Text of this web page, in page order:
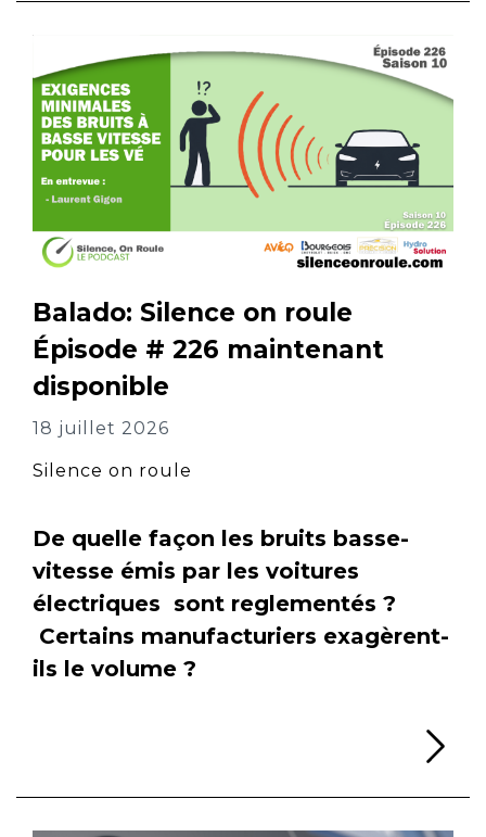
Balado: Silence on roule
Épisode # 226 maintenant
disponible
18 juillet 2026
Silence on roule
De quelle façon les bruits basse-
vitesse émis par les voitures
électriques sont reglementés ?
Certains manufacturiers exagèrent-
ils le volume ?